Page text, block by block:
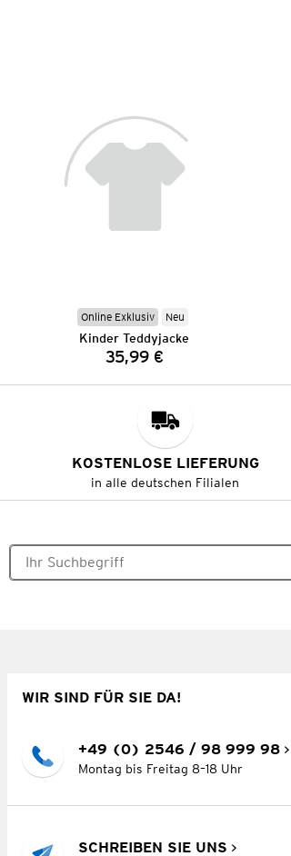
Online Exklusiv Neu
Kinder Teddyjacke
Preis:
35,99 €
KOSTENLOSE LIEFERUNG
in alle deutschen Filialen
WIR SIND FÜR SIE DA!
+49 (0) 2546 / 98 999 98
Montag bis Freitag 8–18 Uhr
SCHREIBEN SIE UNS